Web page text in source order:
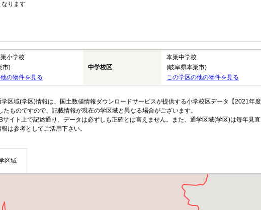
ります
小学校
市)
の物件を見る
中学校区
本巣中学校
(岐阜県本巣市)
この学区の他の物件を見る
区域(学区)情報は、国土数値情報ダウンロードサービスが提供する小学校区データ【2021年
ものですので、記載情報が現在の学区域と異なる場合がございます。
サイト上で記述通り、データは必ずしも正確とは言えません。また、通学区域(学区)は毎年見
は参考としてご活用下さい。
区域